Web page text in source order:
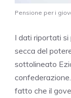
Pensione per i
I dati riportati si
secca del
sottolineato
fatto che il